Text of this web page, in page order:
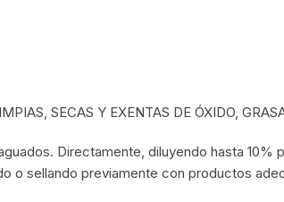
SECAS Y EXENTAS DE ÓXIDO,
Directamente, diluyendo hasta 10%
o sellando previamente con productos